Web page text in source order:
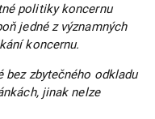
politiky koncernu
jedné z významných
koncernu.
bez zbytečného odkladu
jinak nelze